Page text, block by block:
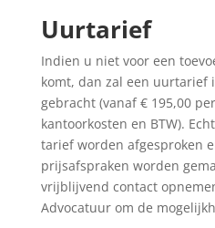
Uurtarief
Indien u niet voor een
komt, dan zal een uurtarief
gebracht (vanaf € 195,00
kantoorkosten en BTW).
tarief worden afgesproken
prijsafspraken worden
vrijblijvend contact
Advocatuur om de